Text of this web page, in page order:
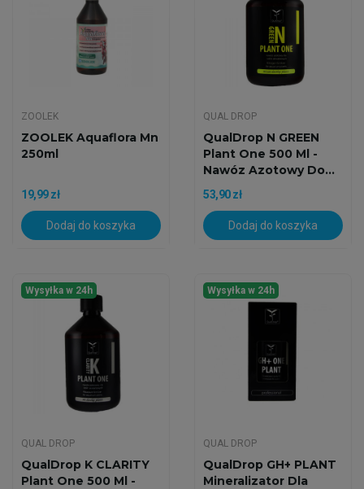
ZOOLEK
ZOOLEK Aquaflora Mn
250ml
19,99 zł
Dodaj do koszyka
QUAL DROP
QualDrop N GREEN
Plant One 500 Ml -
Nawóz Azotowy Do...
53,90 zł
Dodaj do koszyka
Wysyłka w 24h
QUAL DROP
QualDrop K CLARITY
Plant One 500 Ml -
Wysyłka w 24h
QUAL DROP
QualDrop GH+ PLANT
Mineralizator Dla